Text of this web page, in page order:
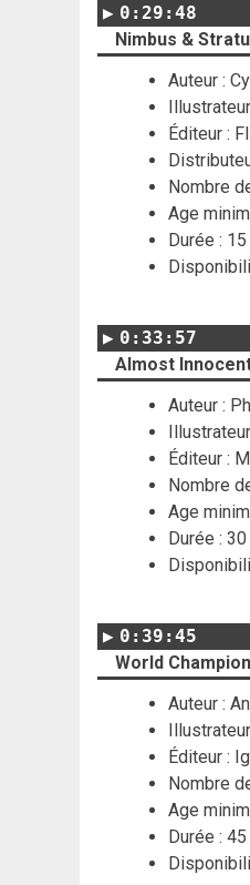
0:29:48
Nimbus &
Auteur :
Éditeur :
Nombre
Age
Durée :
0:33:57
Almost
Auteur :
Éditeur :
Nombre
Age
Durée :
0:39:45
World
Auteur :
Éditeur :
Nombre
Age
Durée :